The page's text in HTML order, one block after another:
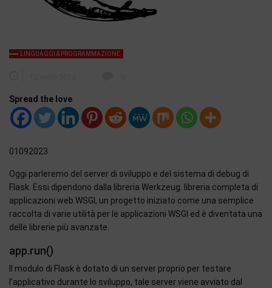
LINGUAGGI & PROGRAMMAZIONE
Spread the love
01092023
Oggi parleremo del server di sviluppo e del sistema di debug di
Flask. Essi dipendono dalla libreria Werkzeug. libreria completa di
applicazioni web WSGI, un progetto iniziato come una semplice
raccolta di varie utilità per le applicazioni WSGI ed è diventata una
delle librerie più avanzate.
app.run()
Il modulo di Flask è dotato di un server proprio per testare
l’applicativo durante lo sviluppo, tale server viene avviato dal